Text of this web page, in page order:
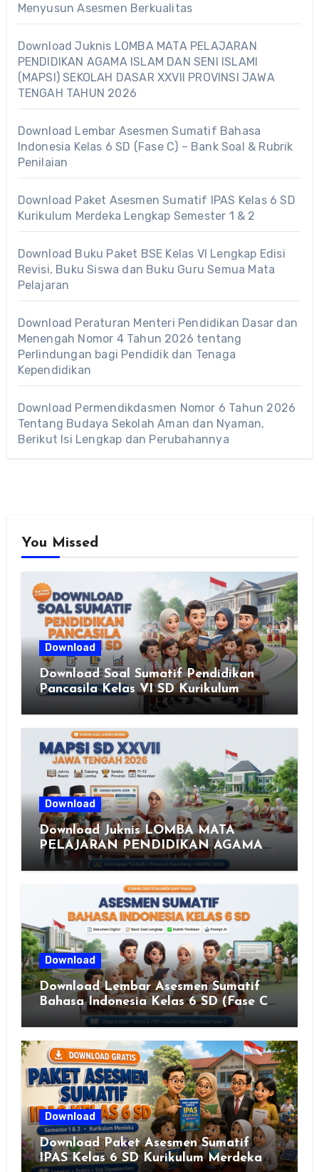
Menyusun Asesmen Berkualitas
Download Juknis LOMBA MATA PELAJARAN
PENDIDIKAN AGAMA ISLAM DAN SENI ISLAMI
(MAPSI) SEKOLAH DASAR XXVII PROVINSI JAWA
TENGAH TAHUN 2026
Download Lembar Asesmen Sumatif Bahasa
Indonesia Kelas 6 SD (Fase C) – Bank Soal & Rubrik
Penilaian
Download Paket Asesmen Sumatif IPAS Kelas 6 SD
Kurikulum Merdeka Lengkap Semester 1 & 2
Download Buku Paket BSE Kelas VI Lengkap Edisi
Revisi, Buku Siswa dan Buku Guru Semua Mata
Pelajaran
Download Peraturan Menteri Pendidikan Dasar dan
Menengah Nomor 4 Tahun 2026 tentang
Perlindungan bagi Pendidik dan Tenaga
Kependidikan
Download Permendikdasmen Nomor 6 Tahun 2026
Tentang Budaya Sekolah Aman dan Nyaman,
Berikut Isi Lengkap dan Perubahannya
You Missed
Download
Download Soal Sumatif Pendidikan
Pancasila Kelas VI SD Kurikulum
Merdeka, Solusi Praktis Guru
Menyusun Asesmen Berkualitas
Download
Download Juknis LOMBA MATA
PELAJARAN PENDIDIKAN AGAMA
ISLAM DAN SENI ISLAMI (MAPSI)
SEKOLAH DASAR XXVII PROVINSI
JAWA TENGAH TAHUN 2026
Download
Download Lembar Asesmen Sumatif
Bahasa Indonesia Kelas 6 SD (Fase C)
– Bank Soal & Rubrik Penilaian
Download
Download Paket Asesmen Sumatif
IPAS Kelas 6 SD Kurikulum Merdeka